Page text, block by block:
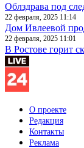
Облздрава под
22 февраля, 2025 11:14
Дом Ивлеевой
22 февраля, 2025 11:01
В Ростове горит
О проекте
Редакция
Контакты
Реклама